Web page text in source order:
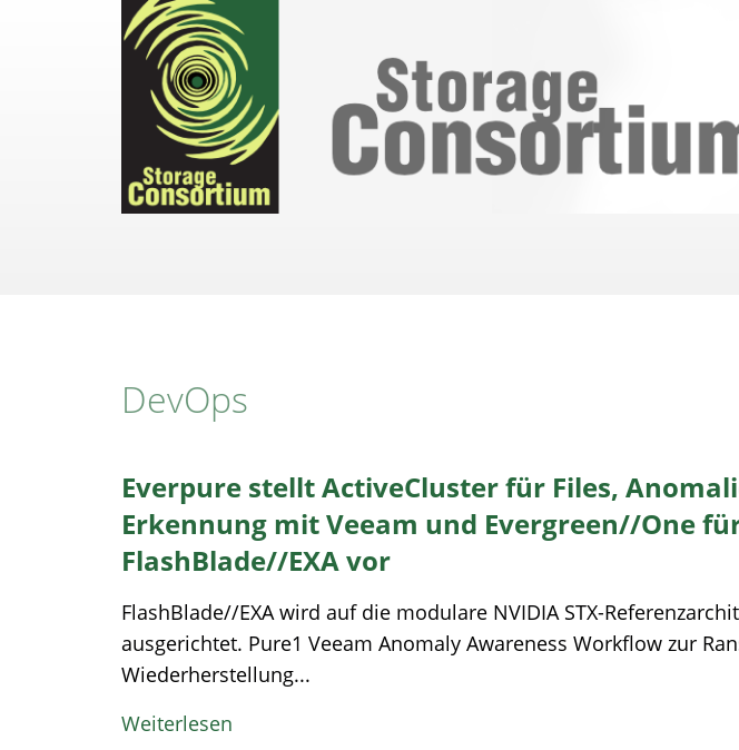
DevOps
Everpure stellt ActiveCluster für Files,
Erkennung mit Veeam und Evergreen//One
FlashBlade//EXA vor
FlashBlade//EXA wird auf die modulare NVIDIA STX-
ausgerichtet. Pure1 Veeam Anomaly Awareness Workflow zur
Wiederherstellung...
Weiterlesen